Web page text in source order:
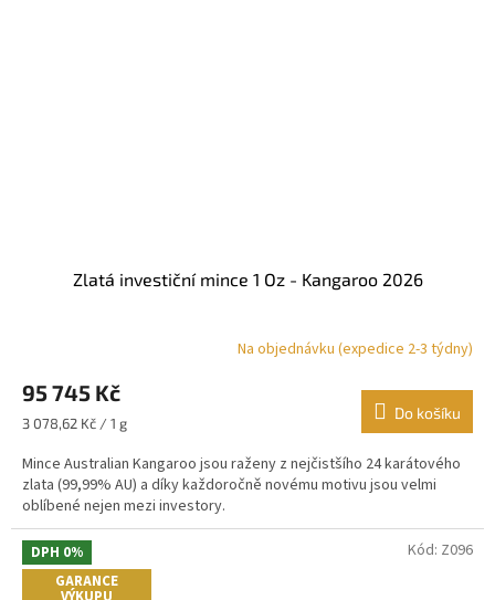
Zlatá investiční mince 1 Oz - Kangaroo 2026
produktu
je
5,0
z
5
hvězdiček.
Na objednávku (expedice 2-3 týdny)
95 745 Kč
Měrná
3 078,62 Kč / 1 g
Do košíku
Mince Australian Kangaroo jsou raženy z nejčistšího 24 karátového
zlata (99,99% AU) a díky každoročně novému motivu jsou velmi
oblíbené nejen mezi investory.
DPH 0%
GARANCE
Kód: Z096